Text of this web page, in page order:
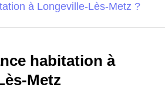
à Longeville-Lès-Metz ?
habitation à
Metz